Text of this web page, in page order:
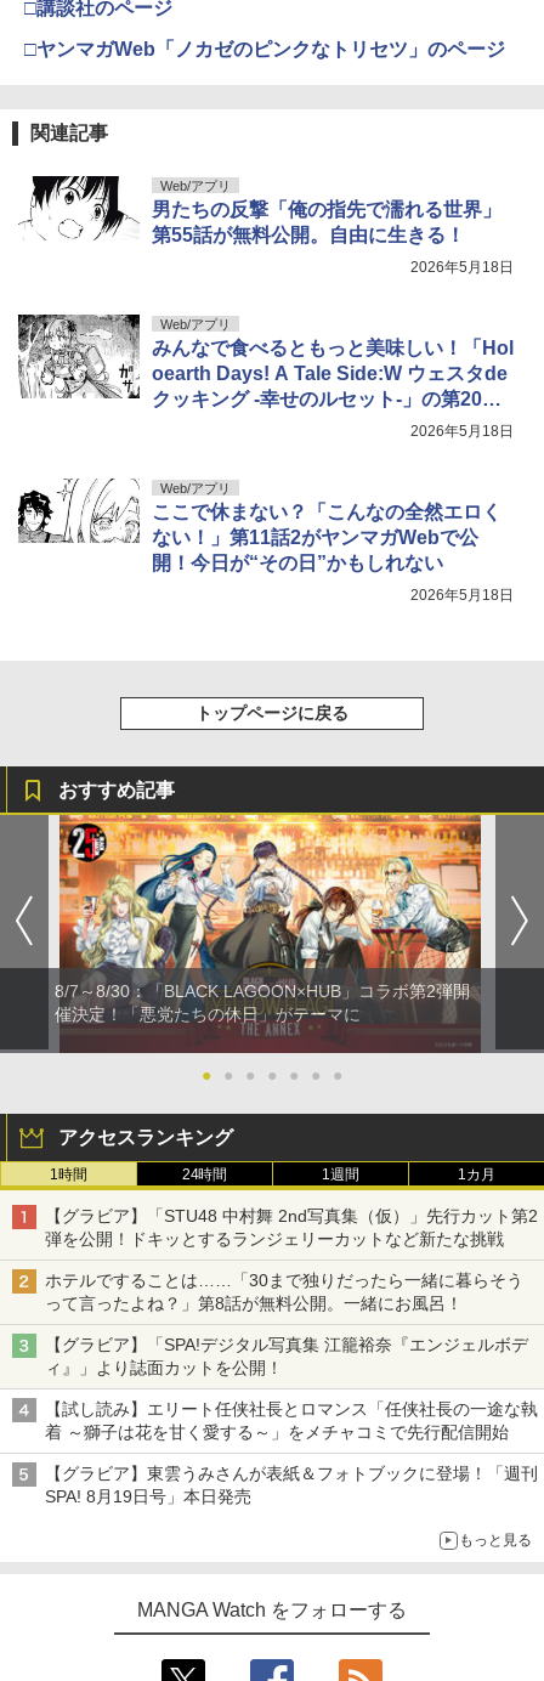
□講談社のページ
□ヤンマガWeb「ノカゼのピンクなトリセツ」のページ
関連記事
Web/アプリ
男たちの反撃「俺の指先で濡れる世界」
第55話が無料公開。自由に生きる！
2026年5月18日
Web/アプリ
みんなで食べるともっと美味しい！「Hol
oearth Days! A Tale Side:W ウェスタde
クッキング -幸せのルセット-」の第20話
2026年5月18日
Web/アプリ
ここで休まない？「こんなの全然エロく
ない！」第11話2がヤンマガWebで公
開！今日が“その日”かもしれない
2026年5月18日
トップページに戻る
おすすめ記事
8/7～8/30：「BLACK LAGOON×HUB」コラボ第2弾開
催決定！「悪党たちの休日」がテーマに
● ● ● ● ● ● ●
アクセスランキング
1時間 24時間 1週間 1カ月
【グラビア】「STU48 中村舞 2nd写真集（仮）」先行カット第2
弾を公開！ドキッとするランジェリーカットなど新たな挑戦
ホテルですることは……「30まで独りだったら一緒に暮らそう
って言ったよね？」第8話が無料公開。一緒にお風呂！
【グラビア】「SPA!デジタル写真集 江籠裕奈『エンジェルボデ
ィ』」より誌面カットを公開！
【試し読み】エリート任侠社長とロマンス「任侠社長の一途な執
着 ～獅子は花を甘く愛する～」をメチャコミで先行配信開始
【グラビア】東雲うみさんが表紙＆フォトブックに登場！「週刊
SPA! 8月19日号」本日発売
もっと見る
MANGA Watch をフォローする